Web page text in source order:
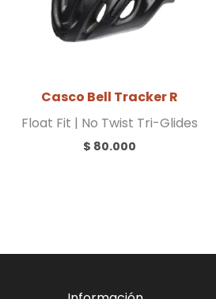
Casco Bell Tracker R
Float Fit | No Twist Tri-Glides
$ 80.000